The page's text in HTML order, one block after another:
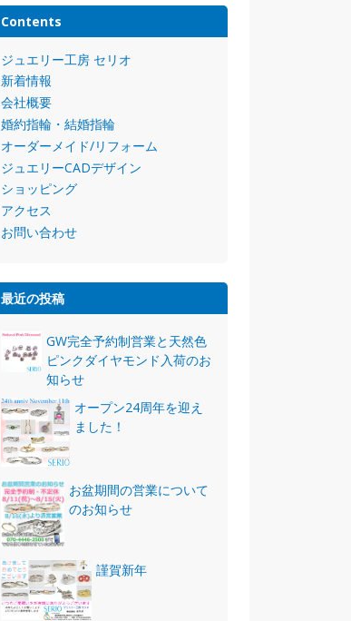
Contents
ジュエリー工房 セリオ
新着情報
会社概要
婚約指輪・結婚指輪
オーダーメイド/リフォーム
ジュエリーCADデザイン
ショッピング
アクセス
お問い合わせ
最近の投稿
GW完全予約制営業と天然色
ピンクダイヤモンド入荷のお
知らせ
オープン24周年を迎え
ました！
お盆期間の営業について
のお知らせ
謹賀新年